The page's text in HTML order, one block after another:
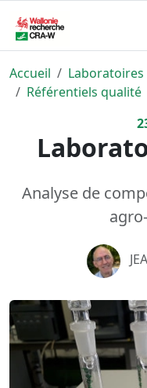
Accueil Laboratoires
Référentiels qualité
Analyse de